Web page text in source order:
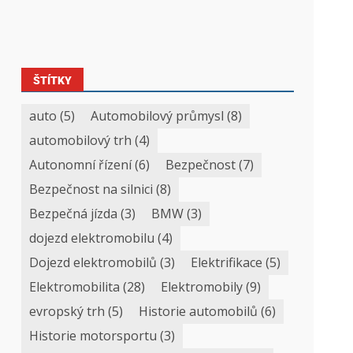
ŠTÍTKY
auto (5) Automobilový průmysl (8)
automobilový trh (4)
Autonomní řízení(6) Bezpečnost(7)
Bezpečnost na silnici (8)
Bezpečná jízda (3) BMW(3)
dojezd elektromobilu (4)
Dojezd elektromobilů (3) Elektrifikace (5)
Elektromobilita (28) Elektromobily(9)
evropský trh (5) Historie automobilů (6)
Historie motorsportu (3)